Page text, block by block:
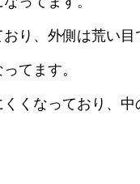
り、外側は荒い目
てます。
くなっており、